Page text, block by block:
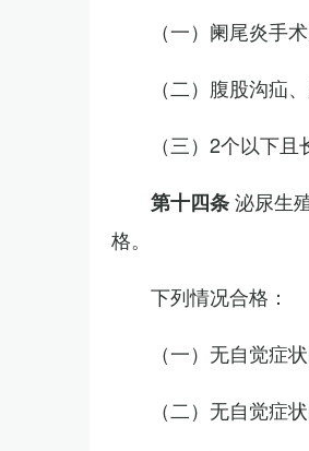
（一）阑尾炎手
（二）腹股沟疝
（三）2个以下
第十四条泌尿生
格。
下列情况合格：
（一）无自觉症
（二）无自觉症